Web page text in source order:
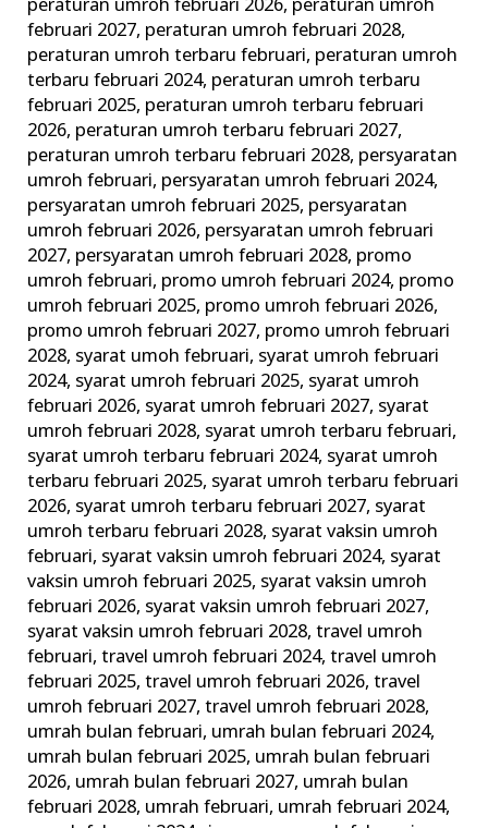
peraturan umroh februari 2026, peraturan umroh
februari 2027, peraturan umroh februari 2028,
peraturan umroh terbaru februari, peraturan umroh
terbaru februari 2024, peraturan umroh terbaru
februari 2025, peraturan umroh terbaru februari
2026, peraturan umroh terbaru februari 2027,
peraturan umroh terbaru februari 2028, persyaratan
umroh februari, persyaratan umroh februari 2024,
persyaratan umroh februari 2025, persyaratan
umroh februari 2026, persyaratan umroh februari
2027, persyaratan umroh februari 2028, promo
umroh februari, promo umroh februari 2024, promo
umroh februari 2025, promo umroh februari 2026,
promo umroh februari 2027, promo umroh februari
2028, syarat umoh februari, syarat umroh februari
2024, syarat umroh februari 2025, syarat umroh
februari 2026, syarat umroh februari 2027, syarat
umroh februari 2028, syarat umroh terbaru februari,
syarat umroh terbaru februari 2024, syarat umroh
terbaru februari 2025, syarat umroh terbaru februari
2026, syarat umroh terbaru februari 2027, syarat
umroh terbaru februari 2028, syarat vaksin umroh
februari, syarat vaksin umroh februari 2024, syarat
vaksin umroh februari 2025, syarat vaksin umroh
februari 2026, syarat vaksin umroh februari 2027,
syarat vaksin umroh februari 2028,travel umroh
februari,travel umroh februari 2024,travel umroh
februari 2025,travel umroh februari 2026,travel
umroh februari 2027,travel umroh februari 2028,
umrah bulan februari, umrah bulan februari 2024,
umrah bulan februari 2025, umrah bulan februari
2026, umrah bulan februari 2027, umrah bulan
februari 2028, umrah februari, umrah februari 2024,